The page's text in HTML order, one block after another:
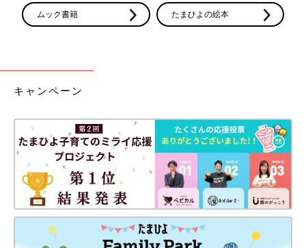
ムック書籍 たまひよの絵本
キャンペーン